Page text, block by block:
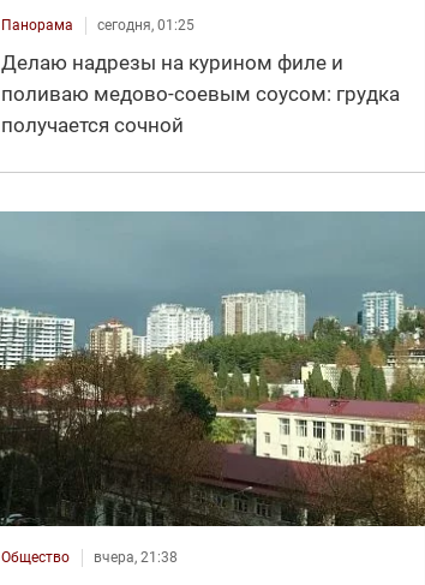
Панорама сегодня, 01:25
Делаю надрезы на курином филе и
поливаю медово-соевым соусом: грудка
получается сочной
Общество вчера, 21:38